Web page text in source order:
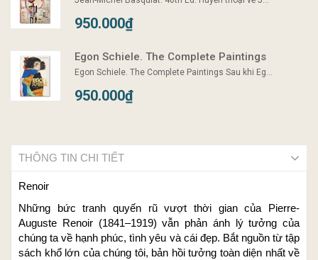
950.000₫
Egon Schiele. The Complete Paintings
Egon Schiele. The Complete Paintings Sau khi Eg...
950.000₫
THÔNG TIN CHI TIẾT
Renoir
Những bức tranh quyến rũ vượt thời gian của Pierre-
Auguste Renoir (1841–1919) vẫn phản ánh lý tưởng của
chúng ta về hạnh phúc, tình yêu và cái đẹp. Bắt nguồn từ tập
sách khổ lớn của chúng tôi, bản hồi tưởng toàn diện nhất về